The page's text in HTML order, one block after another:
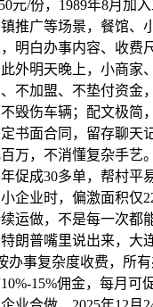
元/份，1989年8月加
推广等场景，餐馆、
明白办事内容、收费
外明天晚上，小商家
不加盟、不垫付资金
毁伤车辆；配文极简
书面合同，留存聊天
万，不消懂复杂手艺
年促成30多单，帮村平
企业时，偏激面积仅
运做，不是每一次都
朗普嘴里说出来，大
办事复杂度收费，所
15%佣金，每月可